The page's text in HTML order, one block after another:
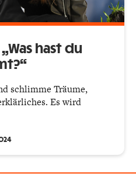
hast du
schlimme Träume,
Es wird